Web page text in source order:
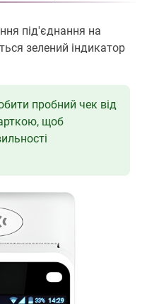
під'єднання на
зелений індикатор
пробний чек від
щоб